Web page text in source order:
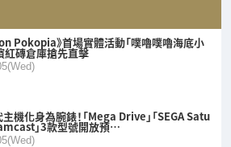
Pokopia》首場實體活動「噗嚕噗嚕海底小
紅磚倉庫搶先直擊
機化身為腕錶！「Mega Drive」「SEGA Satu
」3款型號開放預…